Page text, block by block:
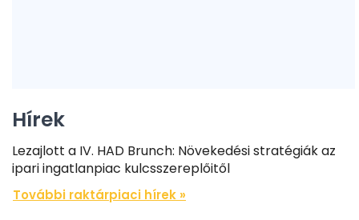
Hírek
Lezajlott a IV. HAD Brunch: Növekedési stratégiák az
ipari ingatlanpiac kulcsszereplőitől
További raktárpiaci hírek »